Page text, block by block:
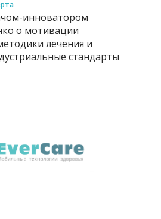
инноватором
о мотивации
лечения и
стандарты